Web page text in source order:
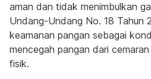
aman dan tidak menimbulkan
Undang-Undang No. 18 Tahun
keamanan pangan sebagai
mencegah pangan dari
fisik.